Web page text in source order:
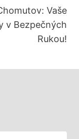
Vaše
v Bezpečných
Rukou!